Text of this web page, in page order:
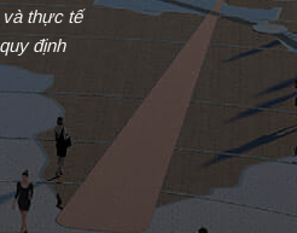
và thực tế
định